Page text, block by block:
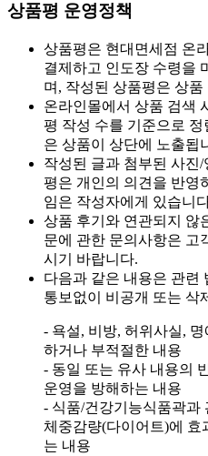
상품평 운영정책
상품평은 현대면세점 온
결제하고 인도장 수령을
며, 작성된 상품평은 상
온라인몰에서 상품 검색
평 작성 수를 기준으로
은 상품이 상단에 노출됩
작성된 글과 첨부된 사진
평은 개인의 의견을 반영
임은 작성자에게 있습니
상품 후기와 연관되지 않
문에 관한 문의사항은 고
시기 바랍니다.
다음과 같은 내용은 관련
통보없이 비공개 또는 삭
- 욕설, 비방, 허위사실,
하거나 부적절한 내용
- 동일 또는 유사 내용의
운영을 방해하는 내용
- 식품/건강기능식품곽과
체중감량(다이어트)에 효
는 내용